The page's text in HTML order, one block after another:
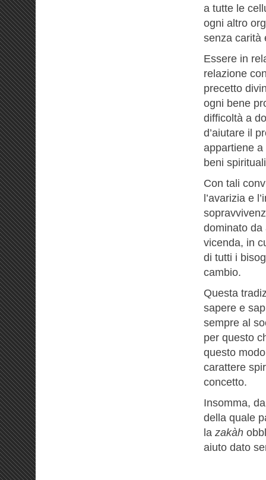
a tutte le
ogni altro
senza carità
Essere in
relazione
precetto
ogni bene
difficoltà a
d’aiutare il
appartiene
beni
Con tali
l’avarizia e
dominato da
vicenda, in
di tutti i
cambio.
Questa
sapere e
sempre al
per questo
questo
carattere
concetto.
Insomma,
della quale
la zakàh
aiuto dato